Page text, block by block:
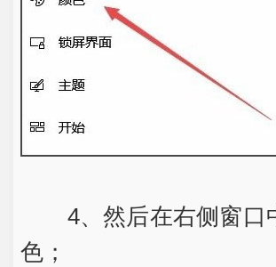
4、然后在右侧窗口
色；